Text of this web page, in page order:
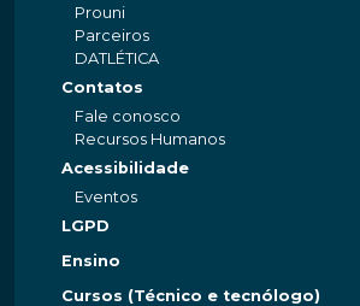
Prouni
Parceiros
DATLÉTICA
Contatos
Fale conosco
Recursos Humanos
Acessibilidade
Eventos
LGPD
Ensino
Cursos (Técnico e tecnólogo)